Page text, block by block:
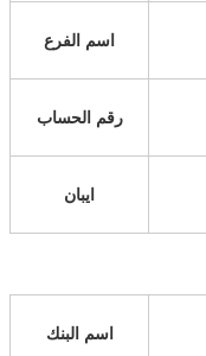
اسم الفرع
رقم الحساب
ايبان
اسم البنك